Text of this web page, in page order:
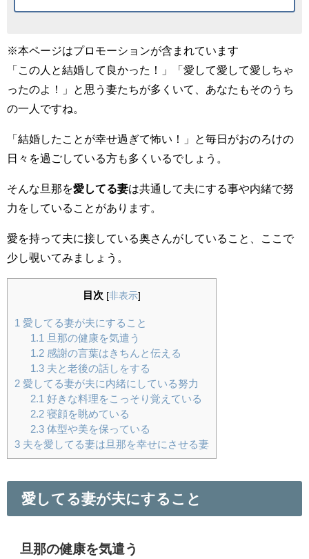
※本ページはプロモーションが含まれています
「この人と結婚して良かった！」「愛して愛して愛しちゃ
ったのよ！」と思う妻たちが多くいて、あなたもそのうち
の一人ですね。
「結婚したことが幸せ過ぎて怖い！」と毎日がおのろけの
日々を過ごしている方も多くいるでしょう。
そんな旦那を愛してる妻は共通して夫にする事や内緒で努
力をしていることがあります。
愛を持って夫に接している奥さんがしていること、ここで
少し覗いてみましょう。
目次 [非表示]
1 愛してる妻が夫にすること
1.1
旦那の健康を気遣う
1.2感謝の言葉はきちんと伝える
1.3夫と老後の話しをする
2 愛してる妻が夫に内緒にしている努力
2.1 好きな料理をこっそり覚えている
2.2寝顔を眺めている
2.3体型や美を保っている
3 夫を愛してる妻は旦那を幸せにさせる妻
愛してる妻が夫にすること
旦那の健康を気遣う